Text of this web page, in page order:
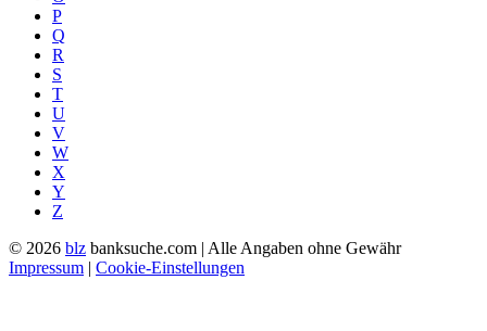
P
Q
R
S
T
U
V
W
X
Y
Z
© 2026 blz banksuche.com | Alle Angaben ohne Gewähr
Impressum | Cookie-Einstellungen